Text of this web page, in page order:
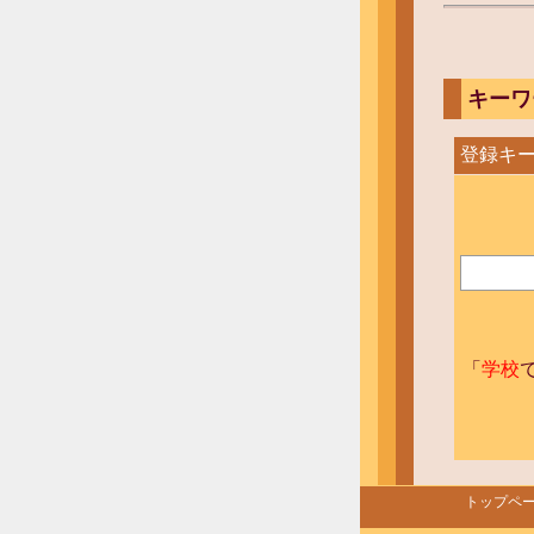
キー
登録キ
「 学校
トップペ